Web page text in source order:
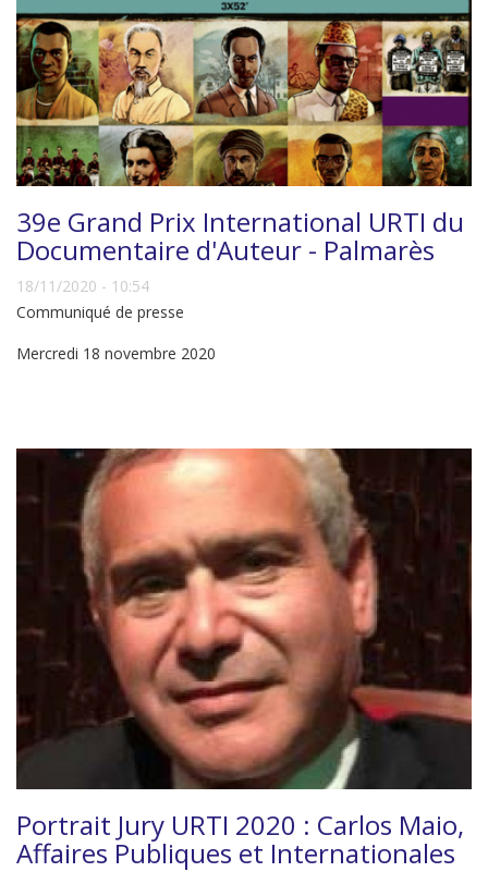
39e Grand Prix International URTI du
Documentaire d'Auteur - Palmarès
18/11/2020 - 10:54
Communiqué de presse
Mercredi 18 novembre 2020
Portrait Jury URTI 2020 : Carlos Maio,
Affaires Publiques et Internationales